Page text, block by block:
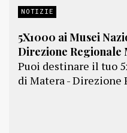
NOTIZIE
5X1000 ai Musei
Direzione Regionale
Puoi destinare il tuo
di Matera - Direzione